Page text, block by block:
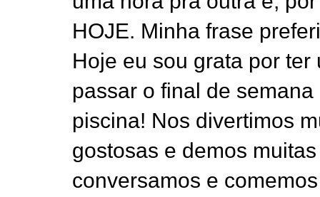
HOJE. Minha frase
Hoje eu sou grata por
passar o final de
piscina! Nos divertimos
gostosas e demos
conversamos e